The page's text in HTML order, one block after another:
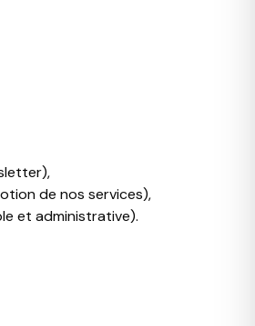
de nos services),
et administrative).